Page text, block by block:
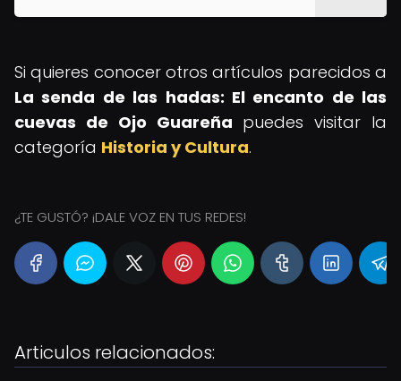
Si quieres conocer otros artículos parecidos a
La senda de las hadas: El encanto de las
cuevas de Ojo Guareña puedes visitar la
categoría Historia y Cultura.
¿TE GUSTÓ? ¡DALE VOZ EN TUS REDES!
Articulos relacionados: